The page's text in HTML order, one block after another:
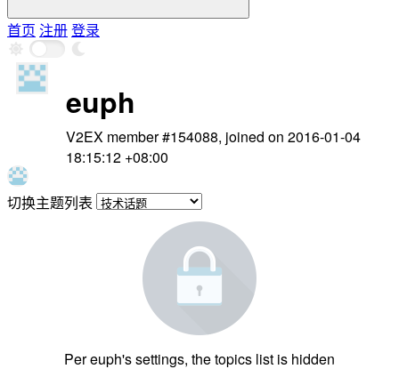
首页 注册登录
euph
V2EX member #154088, joined on 2016-01-04
18:15:12 +08:00
切换主题列表
Per euph's settings, the topics list is hidden